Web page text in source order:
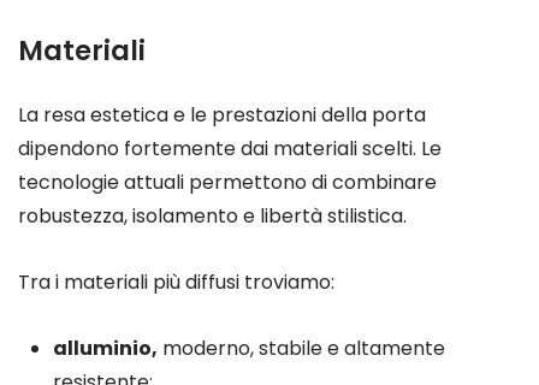
Materiali
La resa estetica e le prestazioni della porta
dipendono fortemente dai materiali scelti. Le
tecnologie attuali permettono di combinare
robustezza, isolamento e libertà stilistica.
Tra i materiali più diffusi troviamo:
alluminio, moderno, stabile e altamente